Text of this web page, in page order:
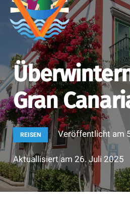
Gran
REISEN Veröffentlicht am
Aktuallisiert am 26. Juli 2025